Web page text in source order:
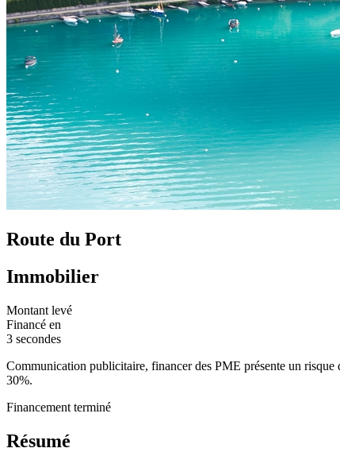
Route du Port
Immobilier
Montant levé
Financé en
3 secondes
Communication publicitaire, financer des PME présente un risque
30%.
Financement terminé
Résumé